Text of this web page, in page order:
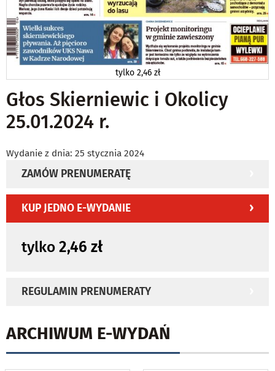
tylko2,46 zł
Głos Skierniewic i Okolicy
25.01.2024 r.
Wydanie z dnia: 25 stycznia 2024
ZAMÓW PRENUMERATĘ
KUP JEDNO E-WYDANIE
tylko 2,46 zł
REGULAMIN PRENUMERATY
ARCHIWUM E-WYDAŃ